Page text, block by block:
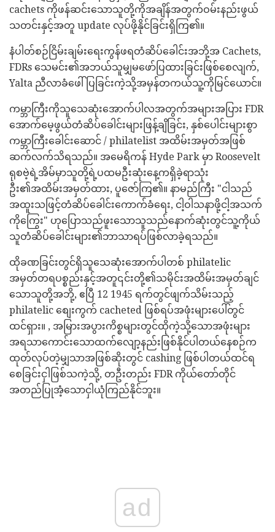
cachets ကိုဖန်ဆင်းသောသူတို့ကိုအချိန်အတွက်ဝမ်းနည်းဖွယ်
သတင်းနှင့်အတူ update လုပ်ဖို့နိုင်ခြင်းရှိကြ၏။
နံပါတ်စဉ်ငြိမ်းချမ်းရေးကွန်ဖရတံဆိပ်ခေါင်းအဘို့အ Cachets,
FDRs သေမင်း၏အဘယ်သူမျှမဖော်ပြထားခြင်းဖြစ်စေလျက်,
Yalta ညီလာခံဖေါ်ပြခြင်းကဲ့သို့အမှန်တကယ်သူ့ကိုမြင်ယောင်။
ကမ္ဘာကြီးကိုသူသေဆုံးအောက်ပါလအတွက်အများအပြား FDR
အောက်မေ့ဖွယ်တံဆိပ်ခေါင်းများဖြန့်ချိခြင်း, နှစ်ပေါင်းများစွာ
ကမ္ဘာကြီးခေါင်းဆောင် / philatelist အထိမ်းအမှတ်အဖြစ်
ဆက်လက်သိရသည်။ အမေရိကန် Hyde Park မှာ Roosevelt
ရုစဗဲ့ရဲ့အိမ်မှာသူတို့ရဲ့ပထမဦးဆုံးနေ့ကရှိခဲ့ရာသုံး
ဦး၏အထိမ်းအမှတ်ထား, ပူဇော်ကြ၏။ နာမည်ကြီး "ငါသည်
အထူးသဖြင့်တံဆိပ်ခေါင်းကောက်ခံရေး, ငါ့ဝါသနာဖို့ငါ့အသက်
ကိုကြွေး" ဟုပြောသည်ဖူးသောသူသည်နောက်ဆုံးတွင်သူ့ကိုယ်
သူတံဆိပ်ခေါင်းများ၏ဘာသာရပ်ဖြစ်လာခဲ့ရသည်။
ထိုခဏခြင်းတွင်ရှိသူသေဆုံးအောက်ပါတစ် philatelic
အမှတ်တရပစ္စည်းနှင့်အတူ၎င်းတို့၏သမိုင်းအထိမ်းအမှတ်ချင်
သောသူတို့အဘို့, ဧပြီ 12 1945 ရက်တွင်ဖျက်သိမ်းသည့်
philatelic စျေးကွက် cacheted ဖြစ်ရပ်အဖုံးများပေါ်တွင်
ထင်ရှား။ , အမြားအပွားကိစ္စများတွင်ထိုကဲ့သို့သောအဖုံးများ
အရသာကောင်းသောထက်လျော့နည်းဖြစ်နိုင်ပါတယ်နေစဉ်က
ထုတ်လုပ်တဲ့မျှသာအဖြစ်ဆိုးတွင် cashing ဖြစ်ပါတယ်ထင်ရ
စေခြင်းငှါဖြစ်သကဲ့သို့, တဦးတည်း FDR ကိုယ်တော်တိုင်
အတည်ပြုအံ့သောငှါယုံကြည်နိုင်ဘူး။
ad